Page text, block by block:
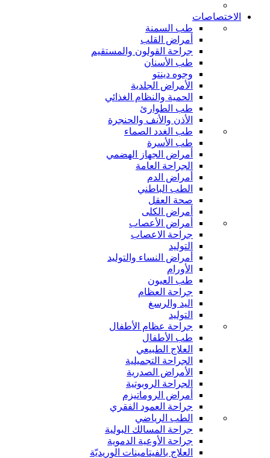
الاختصاصات
طب السمنة
أمراض القلب
جراحة القولون والمستقيم
طب الأسنان
وجوه دينتو
الأمراض الجلدية
الحمية والنظام الغذائي
طب الطوارئ
الأذن والأنف والحنجرة
طب الغدد الصماء
طب الأسرة
أمراض الجهاز الهضمي
الجراحة العامة
أمراض الدم
الطب الباطني
صحة العقل
أمراض الكلى
أمراض الأعصاب
جراحة الاعصاب
التوليد
أمراض النساء والتوليد
الأورام
طب العيون
جراحة العظام
اليد والرسغ
التوليد
جراحة عظام الأطفال
طب الأطفال
العلاج الطبيعي
الجراحة التجميلية
الأمراض الصدرية
الجراحة الروبوتية
أمراض الروماتيزم
جراحة العمود الفقري
الطب الرياضي
جراحة المسالك البولية
جراحة الأوعية الدموية
العلاج بالفيتامينات الوريديّة